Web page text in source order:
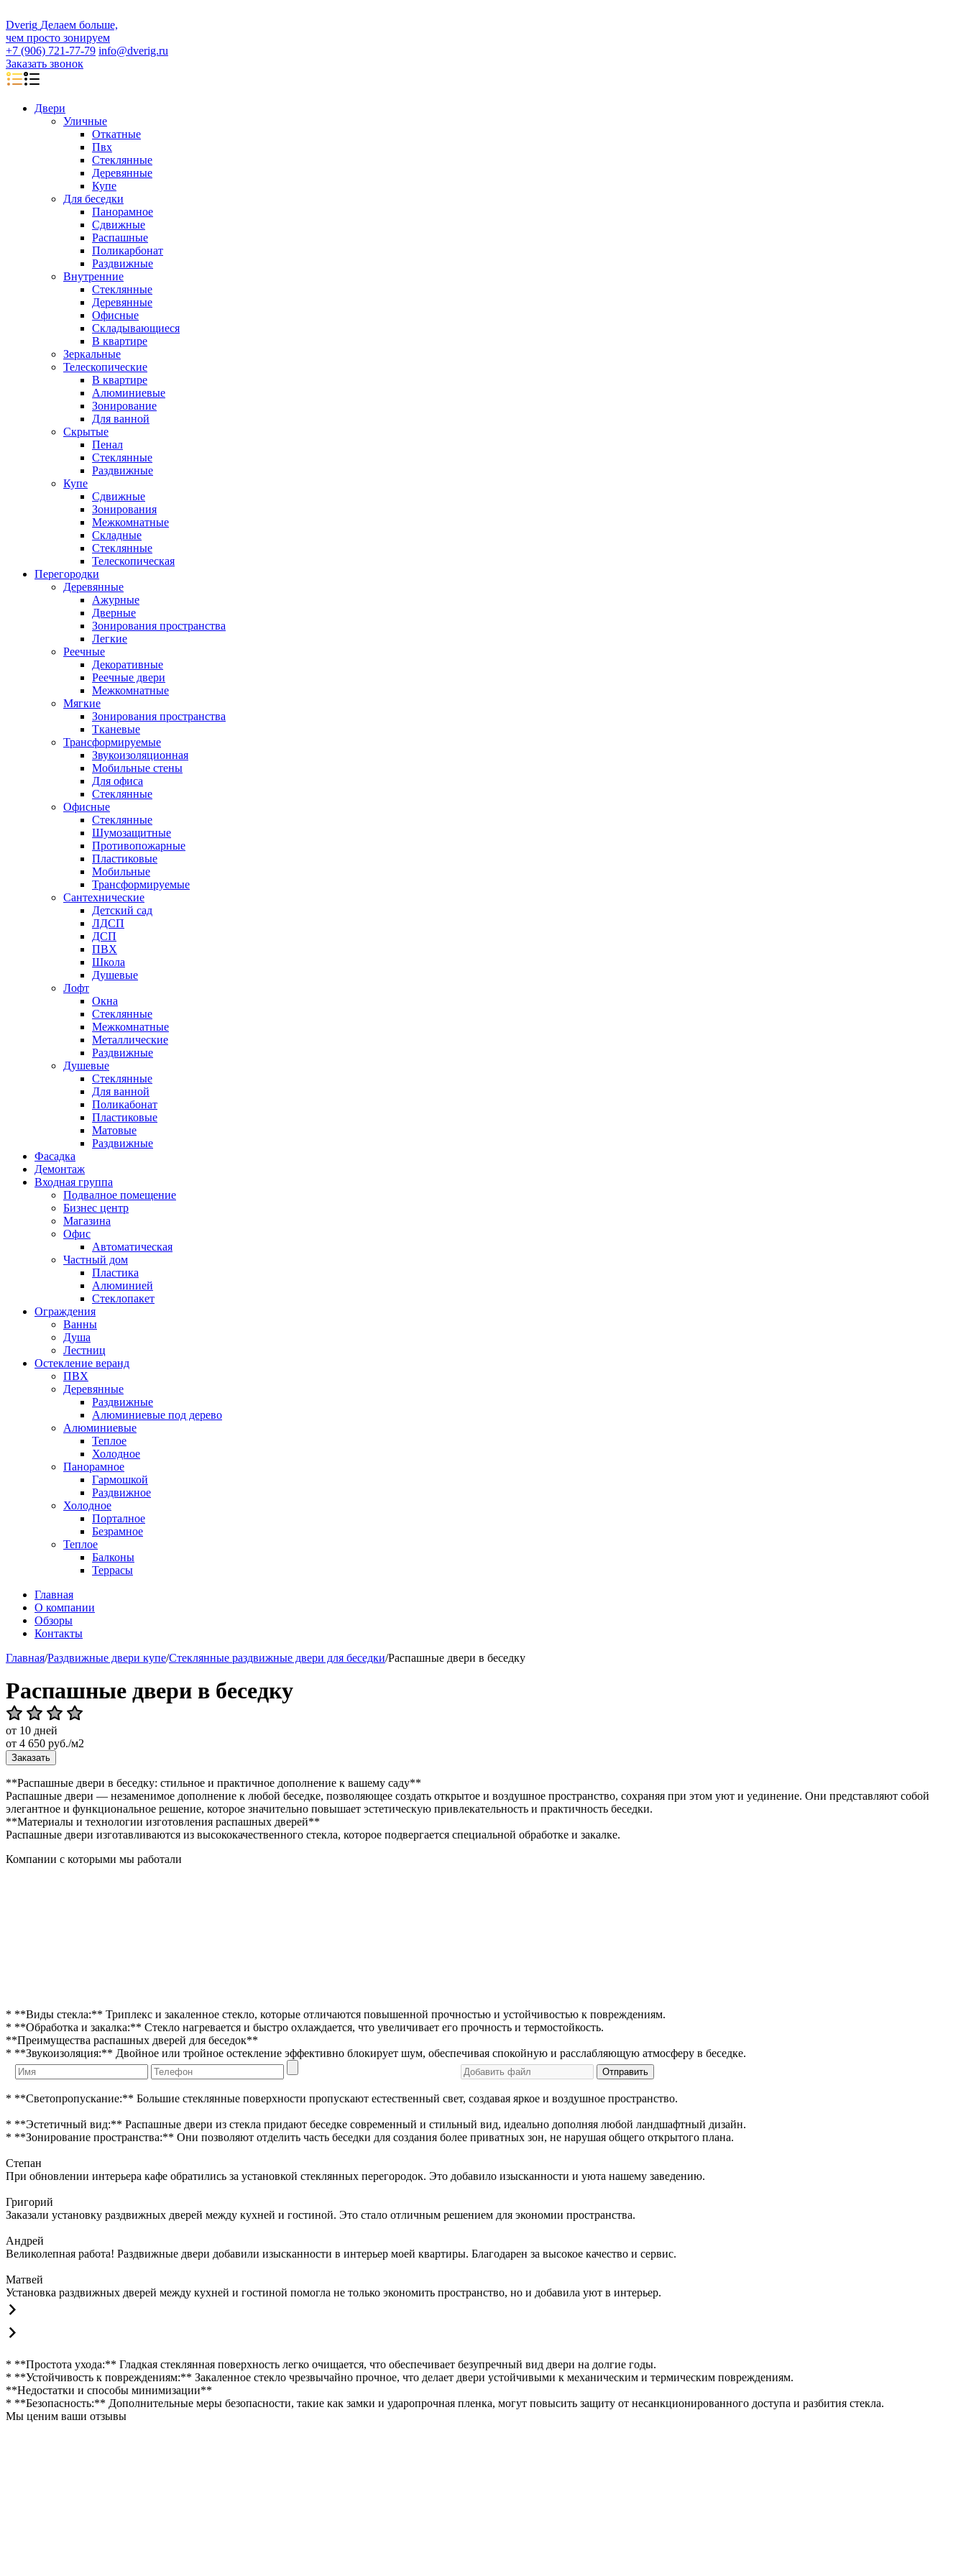
Dverig Делаем больше,
чем просто зонируем
+7 (906) 721-77-79 info@dverig.ru
Заказать звонок
Двери
Уличные
Откатные
Пвх
Стеклянные
Деревянные
Купе
Для беседки
Панорамное
Сдвижные
Распашные
Поликарбонат
Раздвижные
Внутренние
Стеклянные
Деревянные
Офисные
Складывающиеся
В квартире
Зеркальные
Телескопические
В квартире
Алюминиевые
Зонирование
Для ванной
Скрытые
Пенал
Стеклянные
Раздвижные
Купе
Сдвижные
Зонирования
Межкомнатные
Складные
Стеклянные
Телескопическая
Перегородки
Деревянные
Ажурные
Дверные
Зонирования пространства
Легкие
Реечные
Декоративные
Реечные двери
Межкомнатные
Мягкие
Зонирования пространства
Тканевые
Трансформируемые
Звукоизоляционная
Мобильные стены
Для офиса
Стеклянные
Офисные
Стеклянные
Шумозащитные
Противопожарные
Пластиковые
Мобильные
Трансформируемые
Сантехнические
Детский сад
ЛДСП
ДСП
ПВХ
Школа
Душевые
Лофт
Окна
Стеклянные
Межкомнатные
Металлические
Раздвижные
Душевые
Стеклянные
Для ванной
Поликабонат
Пластиковые
Матовые
Раздвижные
Фасадка
Демонтаж
Входная группа
Подвалное помещение
Бизнес центр
Магазина
Офис
Автоматическая
Частный дом
Пластика
Алюминией
Стеклопакет
Ограждения
Ванны
Душа
Лестниц
Остекление веранд
ПВХ
Деревянные
Раздвижные
Алюминиевые под дерево
Алюминиевые
Теплое
Холодное
Панорамное
Гармошкой
Раздвижное
Холодное
Порталное
Безрамное
Теплое
Балконы
Террасы
Главная
О компании
Обзоры
Контакты
Главная/Раздвижные двери купе/Стеклянные раздвижные двери для беседки/Распашные двери в беседку
Распашные двери в беседку
от 10 дней
от 4 650 руб./м2
Заказать
**Распашные двери в беседку: стильное и практичное дополнение к вашему саду**
Распашные двери — незаменимое дополнение к любой беседке, позволяющее создать открытое и воздушное пространство, сохраняя при этом уют и уединение. Они представляют собой
элегантное и функциональное решение, которое значительно повышает эстетическую привлекательность и практичность беседки.
**Материалы и технологии изготовления распашных дверей**
Распашные двери изготавливаются из высококачественного стекла, которое подвергается специальной обработке и закалке.
Компании с которыми мы работали
* **Виды стекла:** Триплекс и закаленное стекло, которые отличаются повышенной прочностью и устойчивостью к повреждениям.
* **Обработка и закалка:** Стекло нагревается и быстро охлаждается, что увеличивает его прочность и термостойкость.
**Преимущества распашных дверей для беседок**
* **Звукоизоляция:** Двойное или тройное остекление эффективно блокирует шум, обеспечивая спокойную и расслабляющую атмосферу в беседке.
Отправить
* **Светопропускание:** Большие стеклянные поверхности пропускают естественный свет, создавая яркое и воздушное пространство.
* **Эстетичный вид:** Распашные двери из стекла придают беседке современный и стильный вид, идеально дополняя любой ландшафтный дизайн.
* **Зонирование пространства:** Они позволяют отделить часть беседки для создания более приватных зон, не нарушая общего открытого плана.
Степан
При обновлении интерьера кафе обратились за установкой стеклянных перегородок. Это добавило изысканности и уюта нашему заведению.
Григорий
Заказали установку раздвижных дверей между кухней и гостиной. Это стало отличным решением для экономии пространства.
Андрей
Великолепная работа! Раздвижные двери добавили изысканности в интерьер моей квартиры. Благодарен за высокое качество и сервис.
Матвей
Установка раздвижных дверей между кухней и гостиной помогла не только экономить пространство, но и добавила уют в интерьер.
* **Простота ухода:** Гладкая стеклянная поверхность легко очищается, что обеспечивает безупречный вид двери на долгие годы.
* **Устойчивость к повреждениям:** Закаленное стекло чрезвычайно прочное, что делает двери устойчивыми к механическим и термическим повреждениям.
**Недостатки и способы минимизации**
* **Безопасность:** Дополнительные меры безопасности, такие как замки и ударопрочная пленка, могут повысить защиту от несанкционированного доступа и разбития стекла.
Мы ценим ваши отзывы